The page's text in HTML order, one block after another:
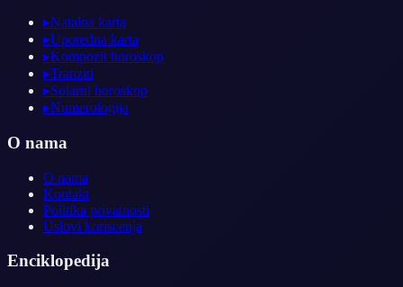
▸Natalna karta
▸Uporedna karta
▸Kompozit horoskop
▸Tranziti
▸Solarni horoskop
▸Numerologija
O nama
O nama
Kontakt
Politika privatnosti
Uslovi koriscenja
Enciklopedija